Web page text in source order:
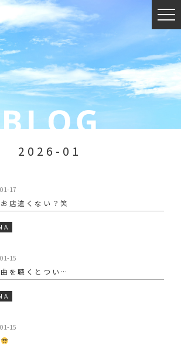
2026-01
17
店違くない？笑
15
を聴くとつい…
15